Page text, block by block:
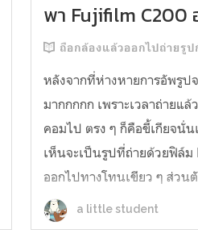
พา Fujifilm C200
ถือกล้องแล้วออกไปถ่ายรูป
หลังจากที่ห่างหายการอัพรูป
มากกกกก เพราะเวลาถ่ายแล้
คอมไป ตรง ๆ ก็คือขี้เกียจนั่
เห็นจะเป็นรูปที่ถ่ายด้วยฟิล์ม
ออกไปทางโทนเขียว ๆ ส่วน
วิวสวยมาก ยิ่งพวกวิวที่เป็นป่
มันจะช่วยเสริมความสด ...
a little student